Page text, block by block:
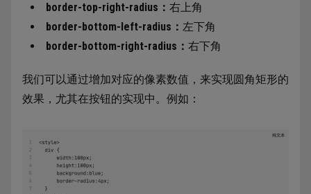
border-top-right-radius： 右上角
border-bottom-left-radius： 左下角
border-bottom-right-radius： 右下角
我们可以通过增加对应的像素数值，来实现圆角矩形的
效果，尤其在按钮的实现中。例如：